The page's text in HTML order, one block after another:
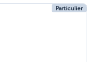
Particulier